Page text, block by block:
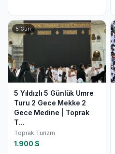
5Gün
5 Yıldızlı 5 Günlük Umre
Turu 2 Gece Mekke 2
Gece Medine | Toprak
T...
Toprak Turizm
1.900 $